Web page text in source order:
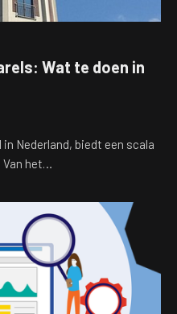
Wat te doen in
Nederland, biedt een scala
Van het…